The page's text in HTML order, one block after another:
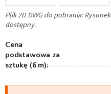
Plik 2D DWG do pobrania:
dostępny.
Cena
podstawowa za
sztukę (6 m):